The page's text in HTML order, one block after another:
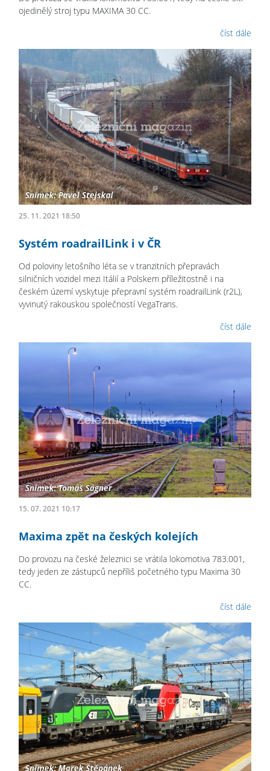
ojedinělý stroj typu MAXIMA 30 CC.
číst dále
25. 11. 2021 18:50
Systém roadrailLink i v ČR
Od poloviny letošního léta se v tranzitních přepravách
silničních vozidel mezi Itálií a Polskem příležitostně i na
českém území vyskytuje přepravní systém roadrailLink (r2L),
vyvinutý rakouskou společností VegaTrans.
číst dále
15. 07. 2021 10:17
Maxima zpět na českých kolejích
Do provozu na české železnici se vrátila lokomotiva 783.001,
tedy jeden ze zástupců nepříliš početného typu Maxima 30
CC.
číst dále